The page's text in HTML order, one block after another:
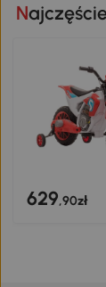
629,90zł